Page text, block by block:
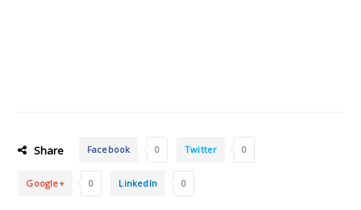
Share Facebook 0 Twitter 0
Google+ 0 LinkedIn 0